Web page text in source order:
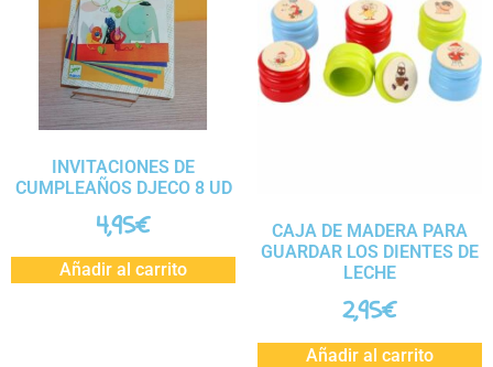
INVITACIONES DE
CUMPLEAÑOS DJECO 8 UD
4,95€
Añadir al carrito
CAJA DE MADERA PARA
GUARDAR LOS DIENTES DE
LECHE
2,95€
Añadir al carrito